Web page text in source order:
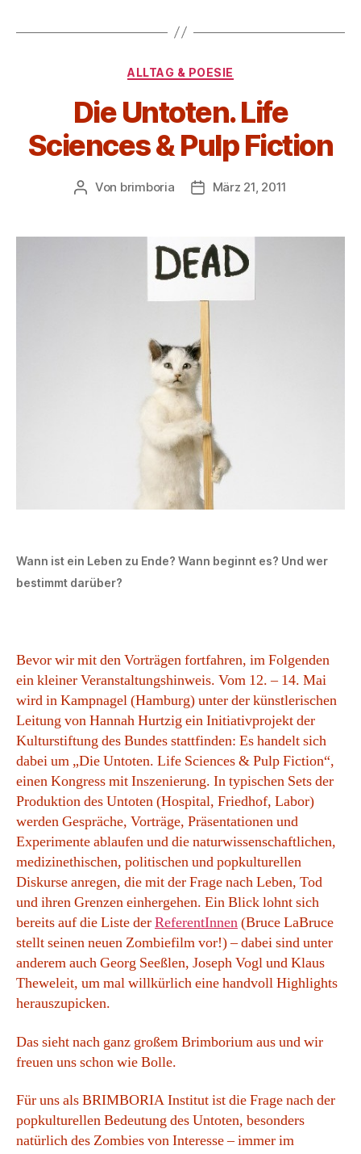
Kategorien
ALLTAG & POESIE
Die Untoten. Life
Sciences & Pulp Fiction
Beitragsautor
Von brimboria Beitragsdatum
März 21, 2011
Wann ist ein Leben zu Ende? Wann beginnt es? Und wer
bestimmt darüber?
Bevor wir mit den Vorträgen fortfahren, im Folgenden
ein kleiner Veranstaltungshinweis. Vom 12. – 14. Mai
wird in Kampnagel (Hamburg) unter der künstlerischen
Leitung von Hannah Hurtzig ein Initiativprojekt der
Kulturstiftung des Bundes stattfinden: Es handelt sich
dabei um „Die Untoten. Life Sciences & Pulp Fiction“,
einen Kongress mit Inszenierung. In typischen Sets der
Produktion des Untoten (Hospital, Friedhof, Labor)
werden Gespräche, Vorträge, Präsentationen und
Experimente ablaufen und die naturwissenschaftlichen,
medizinethischen, politischen und popkulturellen
Diskurse anregen, die mit der Frage nach Leben, Tod
und ihren Grenzen einhergehen. Ein Blick lohnt sich
bereits auf die Liste derReferentInnen(Bruce LaBruce
stellt seinen neuen Zombiefilm vor!) – dabei sind unter
anderem auch Georg Seeßlen, Joseph Vogl und Klaus
Theweleit, um mal willkürlich eine handvoll Highlights
herauszupicken.
Das sieht nach ganz großem Brimborium aus und wir
freuen uns schon wie Bolle.
Für uns als BRIMBORIA Institut ist die Frage nach der
popkulturellen Bedeutung des Untoten, besonders
natürlich des Zombies von Interesse – immer im